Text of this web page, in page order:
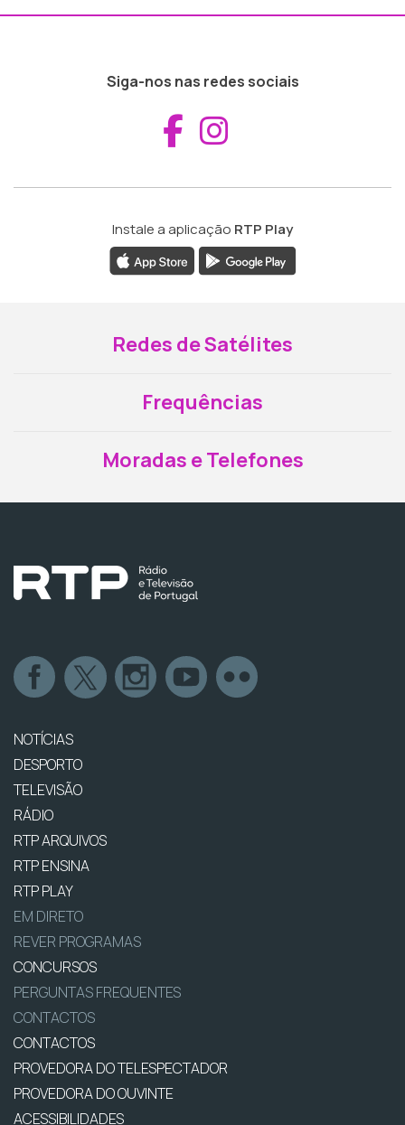
Siga-nos nas redes sociais
Aceder ao
Instale a aplicação RTP Play
Redes de Satélites
Frequências
Moradas e Telefones
NOTÍCIAS
DESPORTO
TELEVISÃO
RÁDIO
RTP ARQUIVOS
RTP ENSINA
RTP PLAY
EM DIRETO
REVER PROGRAMAS
CONCURSOS
PERGUNTAS FREQUENTES
CONTACTOS
CONTACTOS
PROVEDORA DO TELESPECTADOR
PROVEDORA DO OUVINTE
ACESSIBILIDADES